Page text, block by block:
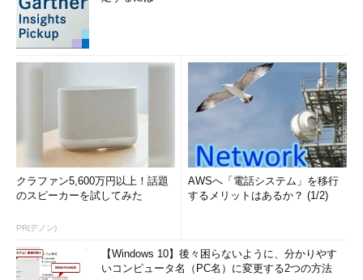
クラファン5,600万円以上！話題
のスピーカーを試してみた
PR(デノン)
AWSへ「電話システム」を移行
するメリットはあるか？ (1/2)
【Windows 10】後々困らないように、分かりやす
いコンピュータ名（PC名）に変更する2つの方法